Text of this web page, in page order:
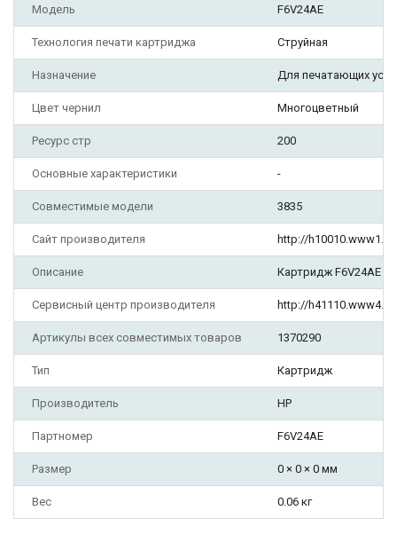
Модель F6V24AE
Технология печати картриджа Струйная
Назначение Для печатающих
Цвет чернил Многоцветный
Ресурс стр 200
Основные характеристики -
Совместимые модели 3835
Сайт производителя http://
Описание Картридж F6V24AE
Сервисный центр производителя http://
Артикулы всех совместимых товаров 1370290
Тип Картридж
Производитель HP
Партномер F6V24AE
Размер 0 × 0 × 0 мм
Вес 0.06 кг